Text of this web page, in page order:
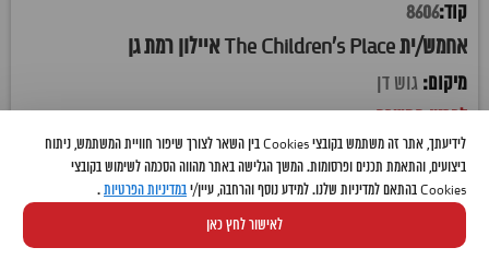
8606
אחמש/ית The Children's Place איילון רמת גן
גוש דן
10336
אחמש/ית The Children's Place איקאה קריית אתא
לידיעתך, אתר זה משתמש בקובצי Cookies בין השאר לצורך שיפור חוויית המשתמש, ניתוח
ביצועים, והתאמת תכנים ופרסומות. המשך הגלישה באתר מהווה הסכמה לשימוש בקובצי
Cookies בהתאם למדיניות שלנו. למידע נוסף והרחבה, עיין/י
במדיניות הפרטיות .
לאישור לחץ כאן